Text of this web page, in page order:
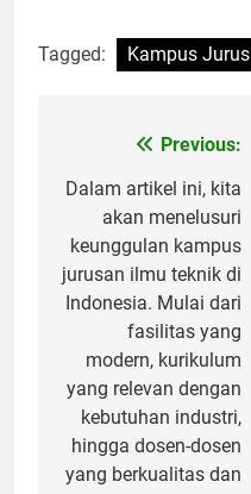
Tagged: Kampus
navigation
Previous:
Dalam artikel ini, kita
akan menelusuri
keunggulan kampus
jurusan ilmu teknik di
Indonesia. Mulai dari
fasilitas yang
modern, kurikulum
yang relevan dengan
kebutuhan industri,
hingga dosen-dosen
yang berkualitas dan